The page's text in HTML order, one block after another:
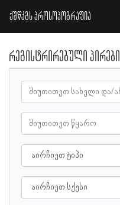
ქშწკგს პროსოპოგრაფია
რეგისტრირებული პირები